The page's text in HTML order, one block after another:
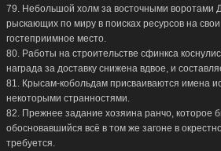
79. Небольшой холм за восточными воротами
рыскающих по миру в поисках ресурсов на
гостеприимное место.
80. Работы на строительстве сфинкса
награда за доставку снижена вдвое, и
81. Крысам-кобольдам присваиваются имена
некоторыми странностями.
82. Прежнее задание хозяина ранчо, которое
обосновавшийся всё в том же загоне в
требуется.